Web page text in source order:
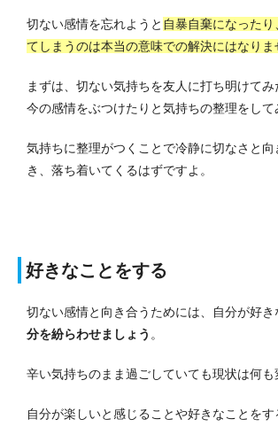
切ない感情を忘れようと 自暴自棄になった
てしまうのは本当の意味での解決にはなりま
まずは、切ない気持ちを友人に打ち明けてみ
今の感情をぶつけたりと気持ちの整理をして
気持ちに整理がつくことで冷静に切なさと
き、落ち着いてくるはずですよ。
好きなことをする
切ない感情と向き合うためには、自分が好き
分を紛らわせましょう 。
辛い気持ちのまま過ごしていても現状は何も
自分が楽しいと感じることや好きなことを